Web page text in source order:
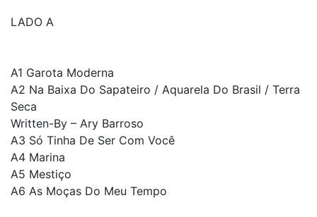
LADO A
A1 Garota Moderna
A2 Na Baixa Do Sapateiro / Aquarela Do Brasil / Terra
Seca
Written-By – Ary Barroso
A3 Só Tinha De Ser Com Você
A4 Marina
A5 Mestiço
A6 As Moças Do Meu Tempo